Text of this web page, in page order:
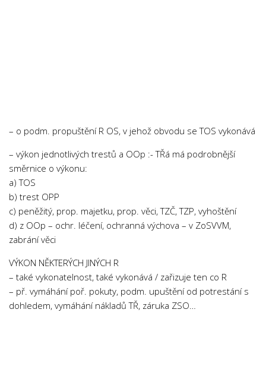
– o podm. propuštění R OS, v jehož obvodu se TOS vykonává
– výkon jednotlivých trestů a OOp :- TŘá má podrobnější
směrnice o výkonu:
a) TOS
b) trest OPP
c) peněžitý, prop. majetku, prop. věci, TZČ, TZP, vyhoštění
d) z OOp – ochr. léčení, ochranná výchova – v ZoSVVM,
zabrání věci
VÝKON NĚKTERÝCH JINÝCH R
– také vykonatelnost, také vykonává / zařizuje ten co R
– př. vymáhání poř. pokuty, podm. upuštění od potrestání s
dohledem, vymáhání nákladů TŘ, záruka ZSO…